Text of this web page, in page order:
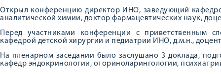
Открыл конференцию директор ИНО, заведующий
аналитической химии, доктор фармацевтических наук,
Перед участниками конференции с приветственным
кафедрой детской хирургии и педиатрии ИНО, д.м.н.,
На пленарном заседании было заслушано 3 доклада,
кафедр эндокринологии, оториноларингологии,